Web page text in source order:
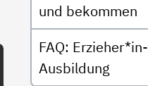
und bekommen
FAQ: Erzieher*in-
Ausbildung